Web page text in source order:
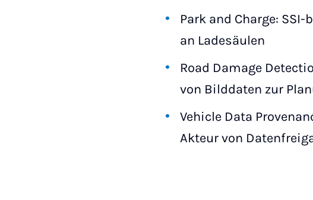
Park and Charge:
an Ladesäulen
Road Damage
von Bilddaten zur
Vehicle Data
Akteur von